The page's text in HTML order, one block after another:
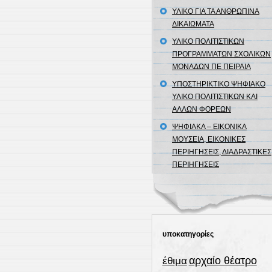
ΥΛΙΚΟ ΓΙΑ ΤΑ ΑΝΘΡΩΠΙΝΑ
ΔΙΚΑΙΩΜΑΤΑ
ΥΛΙΚΟ ΠΟΛΙΤΙΣΤΙΚΩΝ
ΠΡΟΓΡΑΜΜΑΤΩΝ ΣΧΟΛΙΚΩΝ
ΜΟΝΑΔΩΝ ΠΕ ΠΕΙΡΑΙΑ
ΥΠΟΣΤΗΡΙΚΤΙΚΟ ΨΗΦΙΑΚΟ
ΥΛΙΚΟ ΠΟΛΙΤΙΣΤΙΚΩΝ ΚΑΙ
ΑΛΛΩΝ ΦΟΡΕΩΝ
ΨΗΦΙΑΚΑ – ΕΙΚΟΝΙΚΑ
ΜΟΥΣΕΙΑ, ΕΙΚΟΝΙΚΕΣ
ΠΕΡΙΗΓΗΣΕΙΣ, ΔΙΑΔΡΑΣΤΙΚΕΣ
ΠΕΡΙΗΓΗΣΕΙΣ
υποκατηγορίες
έθιμααρχαίο θέατρο